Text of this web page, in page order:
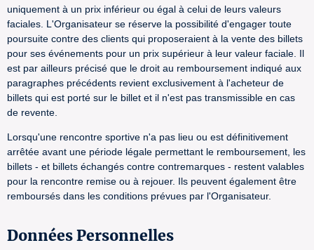
uniquement à un prix inférieur ou égal à celui de leurs valeurs
faciales. L'Organisateur se réserve la possibilité d'engager toute
poursuite contre des clients qui proposeraient à la vente des billets
pour ses événements pour un prix supérieur à leur valeur faciale. Il
est par ailleurs précisé que le droit au remboursement indiqué aux
paragraphes précédents revient exclusivement à l'acheteur de
billets qui est porté sur le billet et il n'est pas transmissible en cas
de revente.
Lorsqu'une rencontre sportive n'a pas lieu ou est définitivement
arrêtée avant une période légale permettant le remboursement, les
billets - et billets échangés contre contremarques - restent valables
pour la rencontre remise ou à rejouer. Ils peuvent également être
remboursés dans les conditions prévues par l'Organisateur.
Données Personnelles